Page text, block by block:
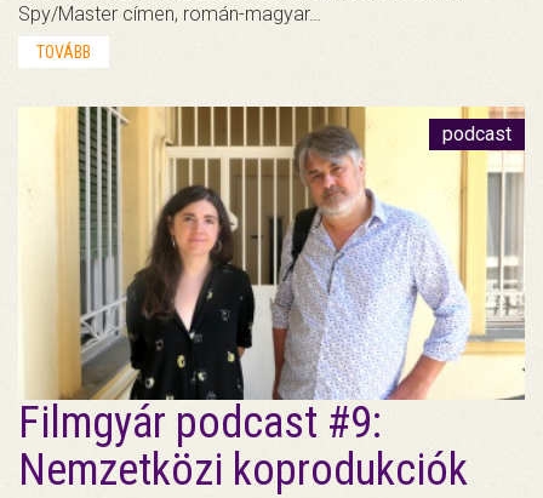
Spy/Master címen, román-magyar…
TOVÁBB
podcast
Filmgyár podcast #9:
Nemzetközi koprodukciók